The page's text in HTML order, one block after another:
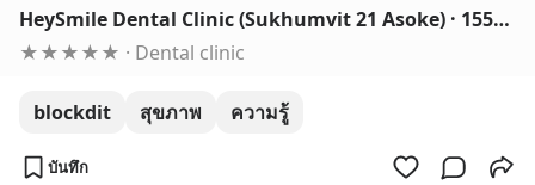
HeySmile Dental Clinic (Sukhumvit 21 Asoke) · 155/8 Sukhumvit 21 Rd, Klongtueynuea Watthana, Bangkok 10110, Thailand
★★★★★ · Dental clinic
blockdit สุขภาพ ความรู้
บันทึก